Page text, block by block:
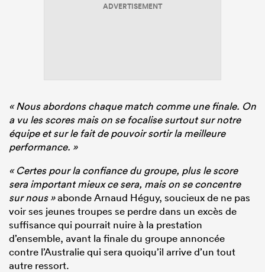
ADVERTISEMENT
« Nous abordons chaque match comme une finale. On
a vu les scores mais on se focalise surtout sur notre
équipe et sur le fait de pouvoir sortir la meilleure
performance. »
« Certes pour la confiance du groupe, plus le score
sera important mieux ce sera, mais on se concentre
sur nous »abonde Arnaud Héguy, soucieux de ne pas
voir ses jeunes troupes se perdre dans un excès de
suffisance qui pourrait nuire à la prestation
d’ensemble, avant la finale du groupe annoncée
contre l’Australie qui sera quoiqu’il arrive d’un tout
autre ressort.